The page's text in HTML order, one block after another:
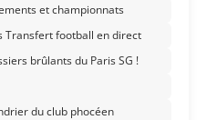
et championnats
Transfert football en direct
brûlants du Paris SG !
du club phocéen